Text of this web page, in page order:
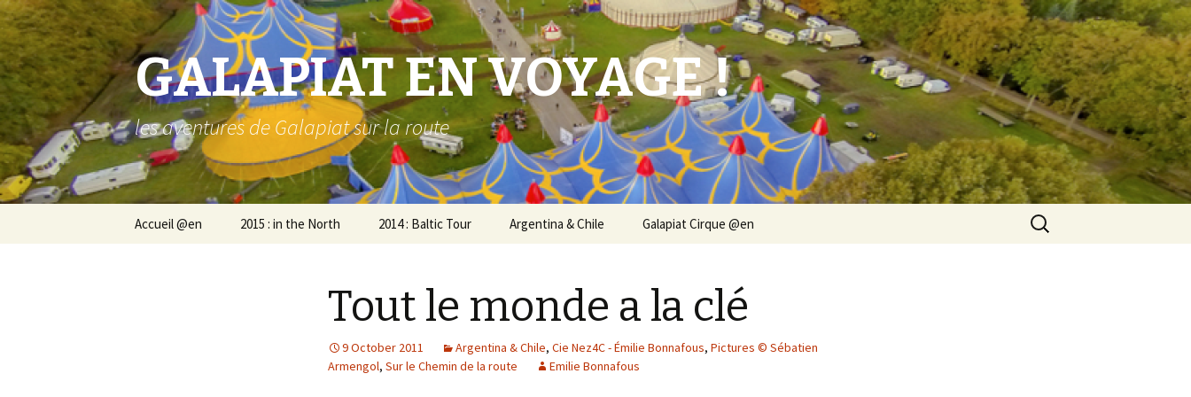
GALAPIAT EN VOYAGE !
les aventures de Galapiat sur la route
Skip
Accueil @en 2015 : in the North
Mad in Finland in Finland!
2014 : Baltic Tour
Risque Zéro in
Amsterdam
Risque Zéro in
Copenhagen
Argentina & Chile
Sur le Chemin de la route
@en
Galapiat Cirque @en
Search
for:
Tout le monde a la clé
9 October 2011 Argentina & Chile, Cie Nez4C - Émilie Bonnafous, Pictures © Sébatien
Armengol, Sur le Chemin de la route Emilie Bonnafous